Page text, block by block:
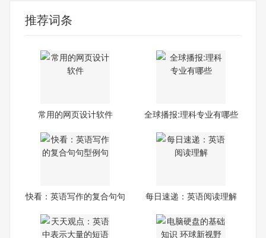
推荐词条
常用的网页设计软件 全球播报:理科专业有哪些
快看：英语写作的复合句句
每日速递：英语阅读理解